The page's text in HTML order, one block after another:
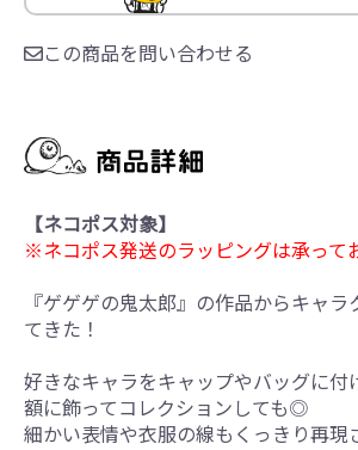
この商品を問い合わせる
【ネコポス対象】
※ネコポス発送のラッピングは承って
『ゲゲゲの鬼太郎』の作品からキャラ
てきた！
好きなキャラをキャップやバッグに
額に飾ってコレクションしても◎
細かい表情や衣服の線もくっきり再現